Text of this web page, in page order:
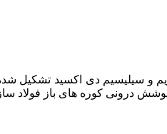
و سیلیسیم دی اکسید تشکیل
پوشش درونی کوره های باز